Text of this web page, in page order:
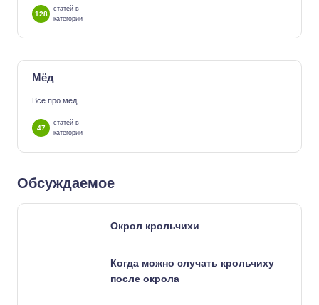
128
статей в
категории
Мёд
Всё про мёд
47
статей в
категории
Обсуждаемое
Окрол крольчихи
Когда можно случать крольчиху
после окрола